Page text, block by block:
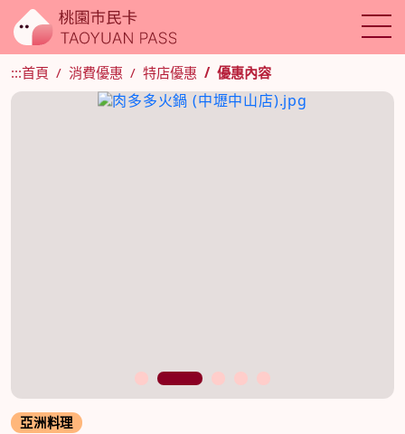
:::首頁 消費優惠 特店優惠 優惠內容
1 2 3 4 5
亞洲料理